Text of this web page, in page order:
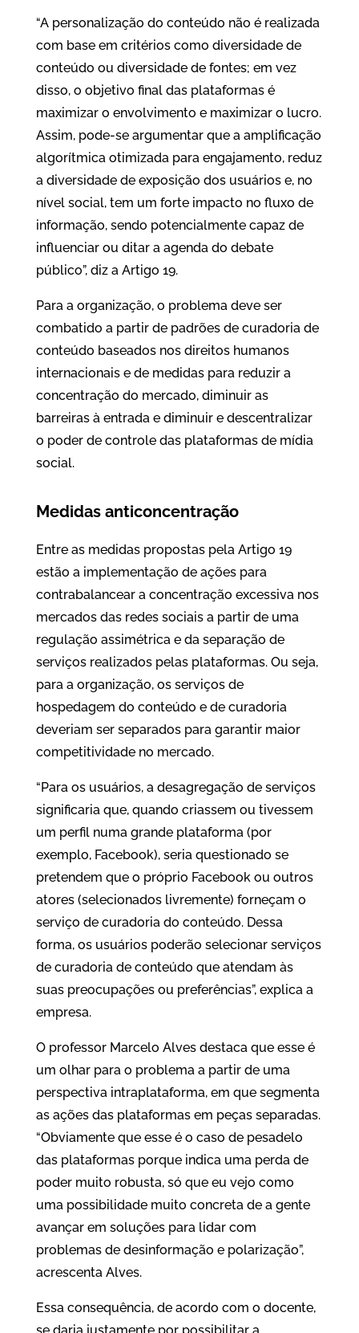
“A personalização do conteúdo não é realizada
com base em critérios como diversidade de
conteúdo ou diversidade de fontes; em vez
disso, o objetivo final das plataformas é
maximizar o envolvimento e maximizar o lucro.
Assim, pode-se argumentar que a amplificação
algorítmica otimizada para engajamento, reduz
a diversidade de exposição dos usuários e, no
nível social, tem um forte impacto no fluxo de
informação, sendo potencialmente capaz de
influenciar ou ditar a agenda do debate
público”, diz a Artigo 19.
Para a organização, o problema deve ser
combatido a partir de padrões de curadoria de
conteúdo baseados nos direitos humanos
internacionais e de medidas para reduzir a
concentração do mercado, diminuir as
barreiras à entrada e diminuir e descentralizar
o poder de controle das plataformas de mídia
social.
Medidas anticoncentração
Entre as medidas propostas pela Artigo 19
estão a implementação de ações para
contrabalancear a concentração excessiva nos
mercados das redes sociais a partir de uma
regulação assimétrica e da separação de
serviços realizados pelas plataformas. Ou seja,
para a organização, os serviços de
hospedagem do conteúdo e de curadoria
deveriam ser separados para garantir maior
competitividade no mercado.
“Para os usuários, a desagregação de serviços
significaria que, quando criassem ou tivessem
um perfil numa grande plataforma (por
exemplo, Facebook), seria questionado se
pretendem que o próprio Facebook ou outros
atores (selecionados livremente) forneçam o
serviço de curadoria do conteúdo. Dessa
forma, os usuários poderão selecionar serviços
de curadoria de conteúdo que atendam às
suas preocupações ou preferências”, explica a
empresa.
O professor Marcelo Alves destaca que esse é
um olhar para o problema a partir de uma
perspectiva intraplataforma, em que segmenta
as ações das plataformas em peças separadas.
“Obviamente que esse é o caso de pesadelo
das plataformas porque indica uma perda de
poder muito robusta, só que eu vejo como
uma possibilidade muito concreta de a gente
avançar em soluções para lidar com
problemas de desinformação e polarização”,
acrescenta Alves.
Essa consequência, de acordo com o docente,